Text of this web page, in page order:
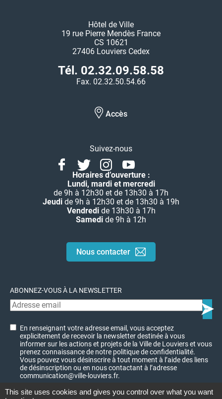
Hôtel de Ville
19 rue Pierre Mendès France
CS 10621
27406 Louviers Cedex
Tél. 02.32.09.58.58
Fax. 02.32.50.54.66
Accès
Suivez-nous
FacebookTwitterInstagramYoutube
Horaires d’ouverture :
Lundi, mardi et mercredi
de 9h à 12h30 et de 13h30 à 17h
Jeudi de 9h à 12h30 et de 13h30 à 19h
Vendredide 13h30 à 17h
Samedi de 9h à 12h
Nous contacter
ABONNEZ-VOUS À LA NEWSLETTER
En renseignant votre adresse email, vous acceptez
explicitement de recevoir la newsletter destinée à vous
informer sur les actions et projets de la Ville de Louviers et vous
prenez connaissance de notre politique de confidentialité.
Vous pouvez vous désinscrire à tout moment à l’aide des liens
de désinscription ou en nous contactant à l’adresse
communication@ville-louviers.fr.
This site uses cookies and gives you control over what you want